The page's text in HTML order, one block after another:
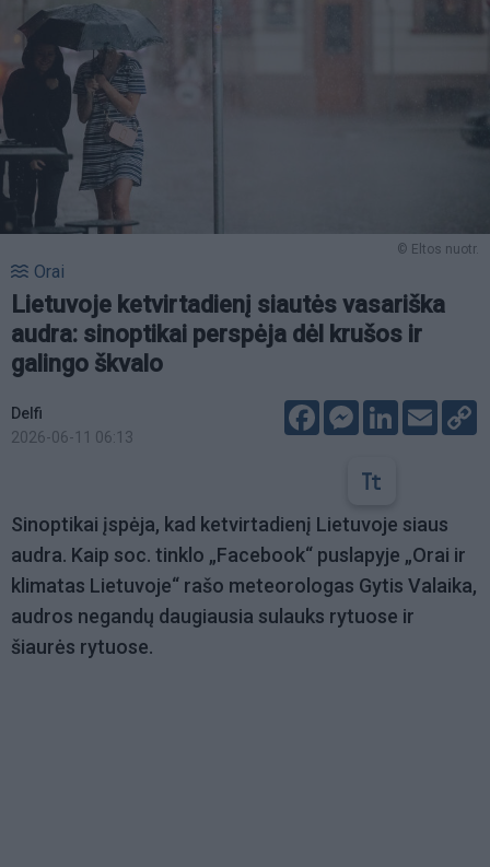
© Eltos nuotr.
Orai
Lietuvoje ketvirtadienį siautės vasariška
audra: sinoptikai perspėja dėl krušos ir
galingo škvalo
Delfi
2026-06-11 06:13
FacebookMessenger
LinkedIn
Email
Sinoptikai įspėja, kad ketvirtadienį Lietuvoje siaus
audra. Kaip soc. tinklo „Facebook“ puslapyje „Orai ir
klimatas Lietuvoje“ rašo meteorologas Gytis Valaika,
audros negandų daugiausia sulauks rytuose ir
šiaurės rytuose.